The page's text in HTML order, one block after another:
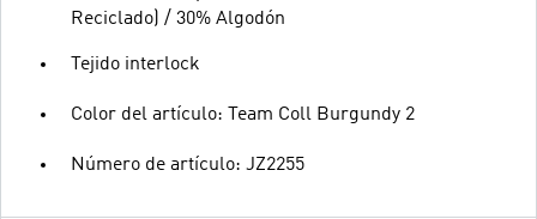
Reciclado) / 30% Algodón
Tejido interlock
Color del artículo: Team Coll Burgundy 2
Número de artículo: JZ2255